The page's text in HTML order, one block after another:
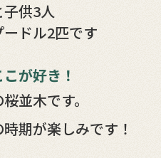
子供3人
ードル2匹です
が好き！
並木です。
期が楽しみです！